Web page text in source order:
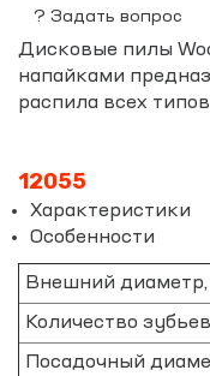
? Задать вопрос
Дисковые пилы
напайками
распила всех
12055
Характеристики
Особенности
Внешний
Количество
Посадочный